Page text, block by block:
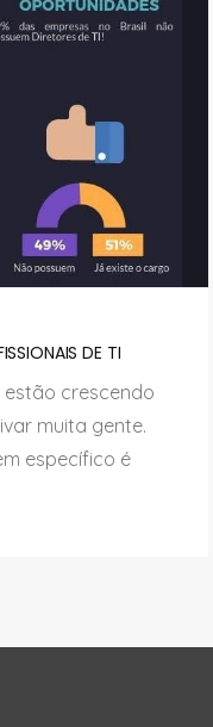
DE TI
crescendo
muita gente.
específico é